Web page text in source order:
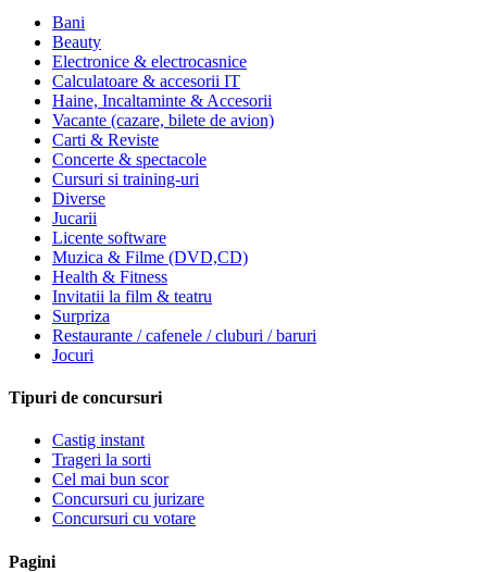
Bani
Beauty
Electronice & electrocasnice
Calculatoare & accesorii IT
Haine, Incaltaminte & Accesorii
Vacante (cazare, bilete de avion)
Carti & Reviste
Concerte & spectacole
Cursuri si training-uri
Diverse
Jucarii
Licente software
Muzica & Filme (DVD,CD)
Health & Fitness
Invitatii la film & teatru
Surpriza
Restaurante / cafenele / cluburi / baruri
Jocuri
Tipuri de concursuri
Castig instant
Trageri la sorti
Cel mai bun scor
Concursuri cu jurizare
Concursuri cu votare
Pagini